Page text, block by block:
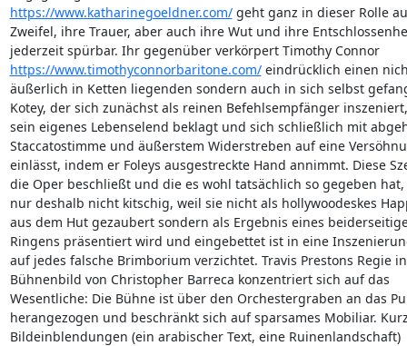
https://www.katharinegoeldner.com/ geht ganz in dieser Rolle
Zweifel, ihre Trauer, aber auch ihre Wut und ihre
https://www.timothyconnorbaritone.com/ eindrücklich einen
äußerlich in Ketten liegenden sondern auch in sich selbst
Kotey, der sich zunächst als reinen Befehlsempfänger
sein eigenes Lebenselend beklagt und sich schließlich mit
Staccatostimme und äußerstem Widerstreben auf eine
einlässt, indem er Foleys ausgestreckte Hand annimmt. Diese
die Oper beschließt und die es wohl tatsächlich so gegeben
nur deshalb nicht kitschig, weil sie nicht als hollywoodeskes
aus dem Hut gezaubert sondern als Ergebnis eines
Ringens präsentiert wird und eingebettet ist in eine
auf jedes falsche Brimborium verzichtet. Travis Prestons Regie
Bühnenbild von Christopher Barreca konzentriert sich auf das
Wesentliche: Die Bühne ist über den Orchestergraben an das
herangezogen und beschränkt sich auf sparsames Mobiliar.
Bildeinblendungen (ein arabischer Text, eine Ruinenlandschaft)